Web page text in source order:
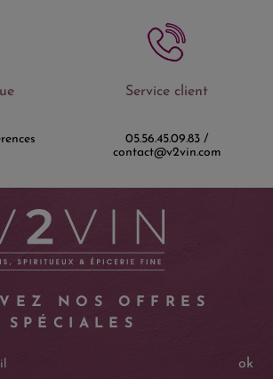
Service client
05.56.45.09.83 /
contact@v2vin.com
NOS OFFRES
SPÉCIALES
ok